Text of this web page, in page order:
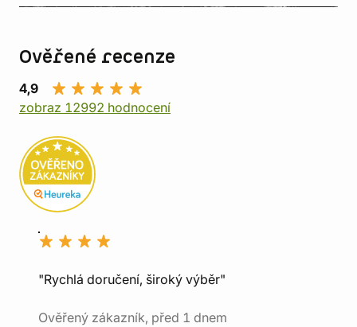
Ověřené recenze
4,9
zobraz 12992 hodnocení
"Rychlá doručení, široký výběr"
Ověřený zákazník, před 1 dnem